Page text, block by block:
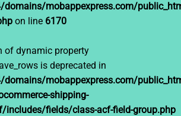
mobappexpress.com/
on line 6170
of dynamic property
is deprecated in
mobappexpress.com/
shipping-
fields/class-acf-field-group.php